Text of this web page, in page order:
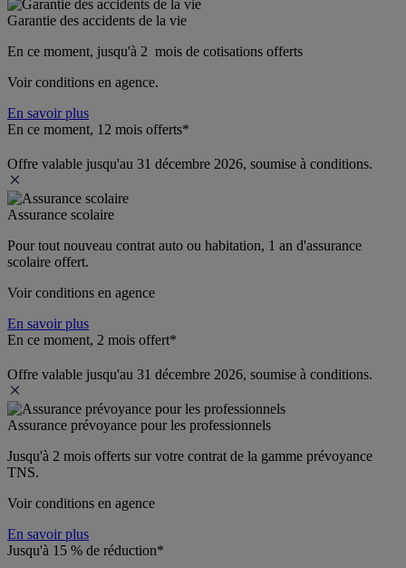
Garantie des accidents de la vie
En ce moment, jusqu'à 2  mois de cotisations offerts
Voir conditions en agence.
En savoir plus
En ce moment, 12 mois offerts*
Offre valable jusqu'au 31 décembre 2026, soumise à conditions.
Assurance scolaire
Pour tout nouveau contrat auto ou habitation, 1 an d'assurance
scolaire offert.
Voir conditions en agence
En savoir plus
En ce moment, 2 mois offert*
Offre valable jusqu'au 31 décembre 2026, soumise à conditions.
Assurance prévoyance pour les professionnels
Jusqu'à 2 mois offerts sur votre contrat de la gamme prévoyance
TNS.
Voir conditions en agence
En savoir plus
Jusqu'à 15 % de réduction*